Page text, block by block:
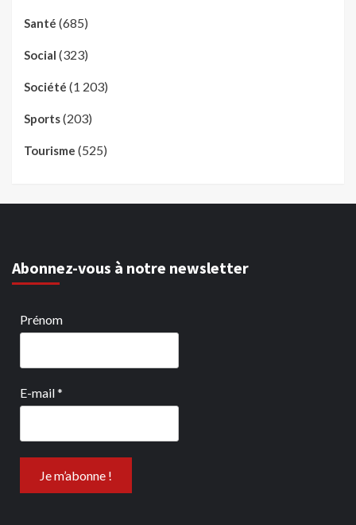
Santé (685)
Social (323)
Société (1 203)
Sports(203)
Tourisme (525)
Abonnez-vous à notre newsletter
Prénom
E-mail*